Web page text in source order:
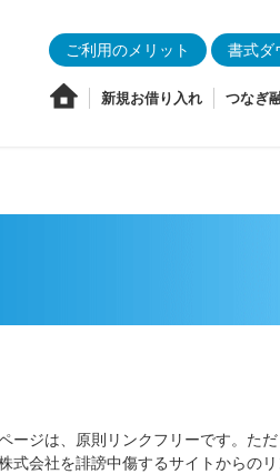
ご利用のメリット 書式ダ
新規お借り入れ つなぎ
ージは、原則リンクフリーです。た
式会社を誹謗中傷するサイトからのリ